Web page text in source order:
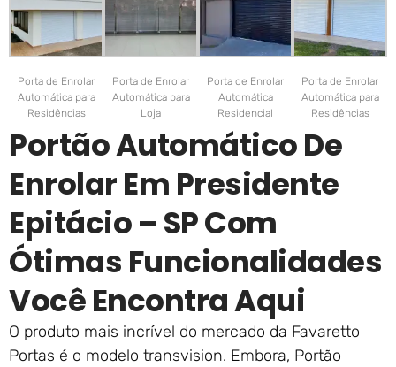
Porta de Enrolar
Automática para
Residências
Porta de Enrolar
Automática para
Loja
Porta de Enrolar
Automática
Residencial
Porta de Enrolar
Automática para
Residências
Portão Automático De
Enrolar Em Presidente
Epitácio – SP Com
Ótimas Funcionalidades
Você Encontra Aqui
O produto mais incrível do mercado da Favaretto
Portas é o modelo transvision. Embora, Portão